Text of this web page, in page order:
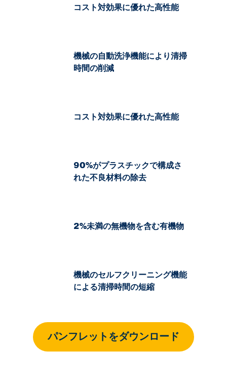
コスト対効果に優れた高性能
機械の自動洗浄機能により清掃
時間の削減
コスト対効果に優れた高性能
90%がプラスチックで構成さ
れた不良材料の除去
2%未満の無機物を含む有機物
機械のセルフクリーニング機能
による清掃時間の短縮
パンフレットをダウンロード